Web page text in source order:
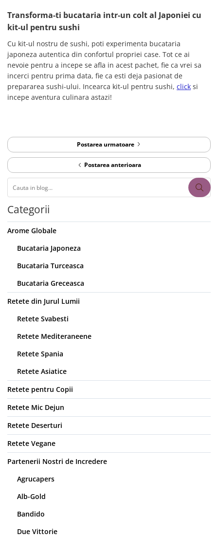
Transforma-ti bucataria intr-un colt al Japoniei cu
kit-ul pentru sushi
Cu kit-ul nostru de sushi, poti experimenta bucataria
japoneza autentica din confortul propriei case. Tot ce ai
nevoie pentru a incepe se afla in acest pachet, fie ca vrei sa
incerci pentru prima data, fie ca esti deja pasionat de
prepararea sushi-ului. Incearca kit-ul pentru sushi, click si
incepe aventura culinara astazi!
Postarea urmatoare
Postarea anterioara
Categorii
Arome Globale
Bucataria Japoneza
Bucataria Turceasca
Bucataria Greceasca
Retete din Jurul Lumii
Retete Svabesti
Retete Mediteraneene
Retete Spania
Retete Asiatice
Retete pentru Copii
Retete Mic Dejun
Retete Deserturi
Retete Vegane
Partenerii Nostri de Incredere
Agrucapers
Alb-Gold
Bandido
Due Vittorie